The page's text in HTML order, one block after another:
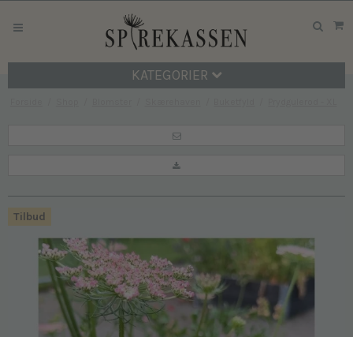
KATEGORIER
Tilbud